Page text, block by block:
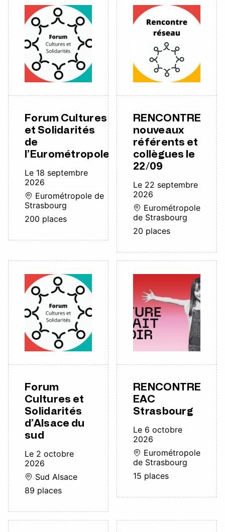
Forum Cultures
et Solidarités
de
l’Eurométropole
Le 18 septembre
2026
Eurométropole de
Strasbourg
200 places
RENCONTRE
nouveaux
référents et
collègues le
22/09
Le 22 septembre
2026
Eurométropole
de Strasbourg
20 places
Forum
Cultures et
Solidarités
d’Alsace du
sud
Le 2 octobre
2026
Sud Alsace
89 places
RENCONTRE
EAC
Strasbourg
Le 6 octobre
2026
Eurométropole
de Strasbourg
15 places